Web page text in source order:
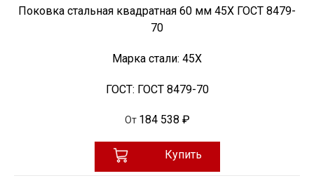
Поковка стальная квадратная 60 мм 45Х ГОСТ 8479-
70
Марка стали: 45Х
ГОСТ: ГОСТ 8479-70
От 184 538 ₽
Купить